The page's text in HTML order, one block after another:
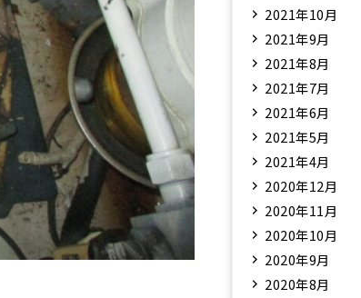
2021年10月
2021年9月
2021年8月
2021年7月
2021年6月
2021年5月
2021年4月
2020年12月
2020年11月
2020年10月
2020年9月
2020年8月